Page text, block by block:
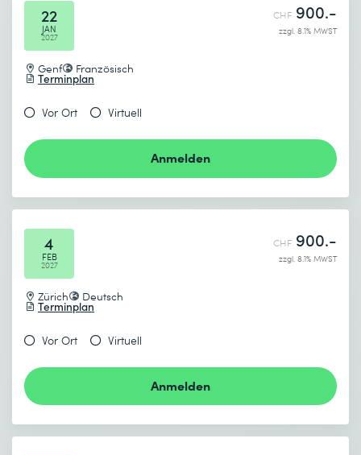
22
JAN
2027
Genf Französisch
Terminplan
CHF 900.-
zzgl. 8.1% MWST
Vor Ort Virtuell
Anmelden
4
FEB
2027
Zürich Deutsch
Terminplan
CHF 900.-
zzgl. 8.1% MWST
Vor Ort Virtuell
Anmelden